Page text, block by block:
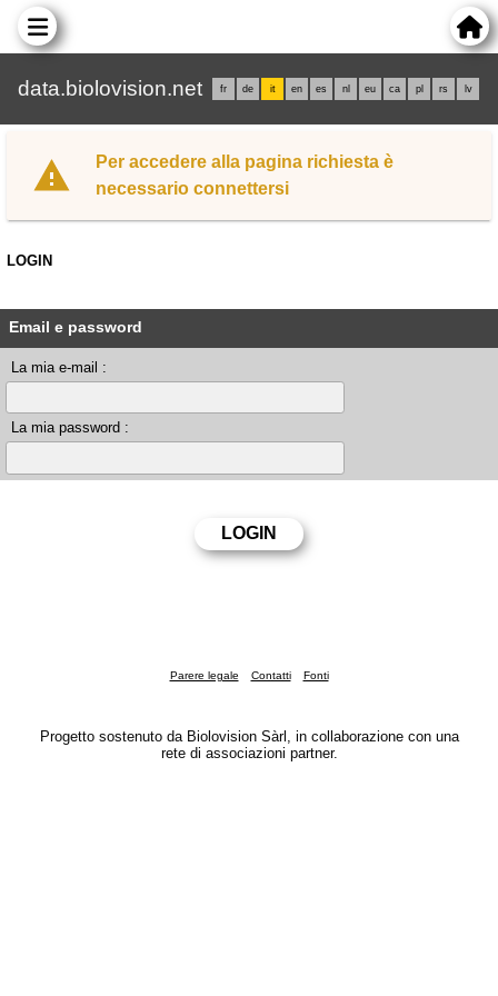
data.biolovision.net fr de it en es nl eu ca pl rs lv
Per accedere alla pagina richiesta è
necessario connettersi
LOGIN
Email e password
La mia e-mail :
La mia password :
Parere legale Contatti Fonti
Progetto sostenuto da Biolovision Sàrl, in collaborazione con una
rete di associazioni partner.